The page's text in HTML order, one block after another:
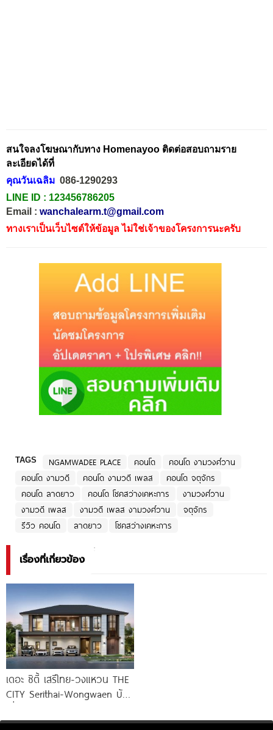
สนใจลงโฆษณากับทาง Homenayoo ติดต่อสอบถามราย
ละเอียดได้ที่
คุณวันเฉลิม 086-1290293
LINE ID : 123456786205
Email : wanchalearm.t@gmail.com
ทางเราเป็นเว็บไซต์ให้ข้อมูล ไม่ใช่เจ้าของโครงการนะครับ
TAGS NGAMWADEE PLACE คอนโด
คอนโด งามวงศ์วาน
คอนโด งามวดี
คอนโด งามวดี เพลส
คอนโด จตุจักร
คอนโด ลาดยาว
คอนโด โชคสว่างเคหะการ
งามวงศ์วาน
งามวดี เพลส
งามวดี เพลส งามวงศ์วาน
จตุจักร
รีวิว คอนโด
ลาดยาว โชคสว่างเคหะการ
เรื่องที่เกี่ยวข้อง
เดอะ ซิตี้ เสรีไทย-วงแหวน THE
CITY Serithai-Wongwaen บ้าน